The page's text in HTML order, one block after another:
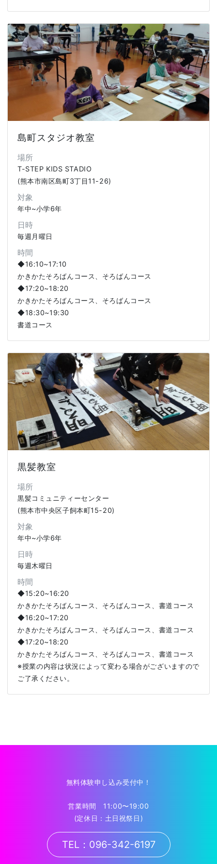
島町スタジオ教室
場所
T-STEP KIDS STADIO
(熊本市南区島町3丁目11-26)
対象
年中~小学6年
日時
毎週月曜日
時間
◆16:10~17:10
かきかたそろばんコース、そろばんコース
◆17:20~18:20
かきかたそろばんコース、そろばんコース
◆18:30~19:30
書道コース
黒髪教室
場所
黒髪コミュニティーセンター
(熊本市中央区子飼本町15-20)
対象
年中~小学6年
日時
毎週木曜日
時間
◆15:20~16:20
かきかたそろばんコース、そろばんコース、書道コース
◆16:20~17:20
かきかたそろばんコース、そろばんコース、書道コース
◆17:20~18:20
かきかたそろばんコース、そろばんコース、書道コース
※授業の内容は状況によって変わる場合がございますので
ご了承ください。
無料体験申し込み受付中！
営業時間 11:00〜19:00
(定休日：土日祝祭日)
TEL：096-342-6197